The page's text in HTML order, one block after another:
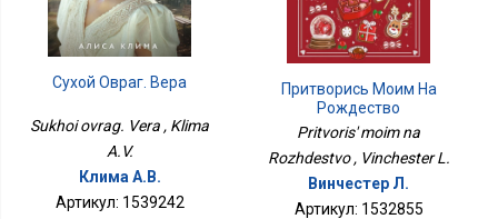
Сухой Овраг. Вера
Sukhoi ovrag. Vera , Klima
A.V.
Клима А.В.
Артикул: 1539242
Притворись Моим На
Рождество
Pritvoris' moim na
Rozhdestvo , Vinchester L.
Винчестер Л.
Артикул: 1532855